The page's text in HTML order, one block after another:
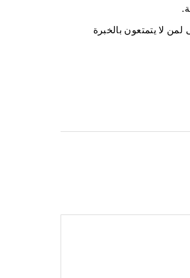
لمن لا يتمتعون بالخبرة